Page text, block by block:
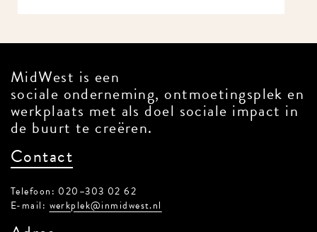
MidWest is een
sociale onderneming, ontmoetingsplek
en werkplaats met als doel sociale
impact in de buurt te creëren.
Contact
Telefoon: 020–303 02 62